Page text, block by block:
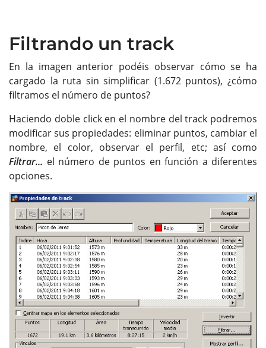
Filtrando un track
En la imagen anterior podéis observar cómo se ha
cargado la ruta sin simplificar (1.672 puntos), ¿cómo
filtramos el número de puntos?
Haciendo doble click en el nombre del track podremos
modificar sus propiedades: eliminar puntos, cambiar el
nombre, el color, observar el perfil, etc; así como
Filtrar... el número de puntos en función a diferentes
opciones.